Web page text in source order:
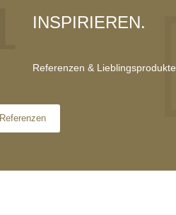
INSPIRIEREN.
Referenzen & Lieblingsprodukte
Referenzen